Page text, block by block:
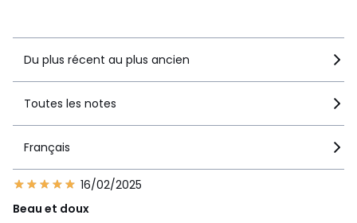
Du plus récent au plus ancien
Toutes les notes
Français
16/02/2025
Beau et doux